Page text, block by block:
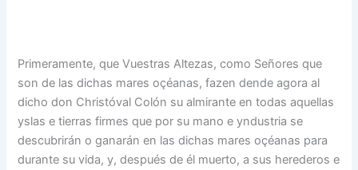
Primeramente, que Vuestras Altezas, como Señores que
son de las dichas mares oçéanas, fazen dende agora al
dicho don Christóval Colón su almirante en todas aquellas
yslas e tierras firmes que por su mano e yndustria se
descubrirán o ganarán en las dichas mares oçéanas para
durante su vida, y, después de él muerto, a sus herederos e